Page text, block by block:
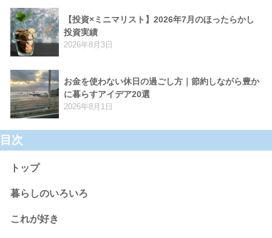
【投資×ミニマリスト】2026年7月のほったらかし
投資実績
2026年8月3日
お金を使わない休日の過ごし方｜節約しながら豊か
に暮らすアイデア20選
2026年8月1日
目次
トップ
暮らしのいろいろ
これが好き